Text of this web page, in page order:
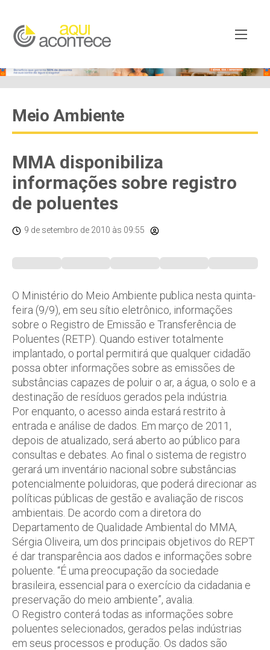
Meio Ambiente
MMA disponibiliza
informações sobre registro
de poluentes
9 de setembro de 2010 às 09:55
O Ministério do Meio Ambiente publica nesta quinta-
feira (9/9), em seu sítio eletrônico, informações
sobre o Registro de Emissão e Transferência de
Poluentes (RETP). Quando estiver totalmente
implantado, o portal permitirá que qualquer cidadão
possa obter informações sobre as emissões de
substâncias capazes de poluir o ar, a água, o solo e a
destinação de resíduos gerados pela indústria.
Por enquanto, o acesso ainda estará restrito à
entrada e análise de dados. Em março de 2011,
depois de atualizado, será aberto ao público para
consultas e debates. Ao final o sistema de registro
gerará um inventário nacional sobre substâncias
potencialmente poluidoras, que poderá direcionar as
políticas públicas de gestão e avaliação de riscos
ambientais. De acordo com a diretora do
Departamento de Qualidade Ambiental do MMA,
Sérgia Oliveira, um dos principais objetivos do REPT
é dar transparência aos dados e informações sobre
poluente. “É uma preocupação da sociedade
brasileira, essencial para o exercício da cidadania e
preservação do meio ambiente”, avalia.
O Registro conterá todas as informações sobre
poluentes selecionados, gerados pelas indústrias
em seus processos e produção. Os dados são